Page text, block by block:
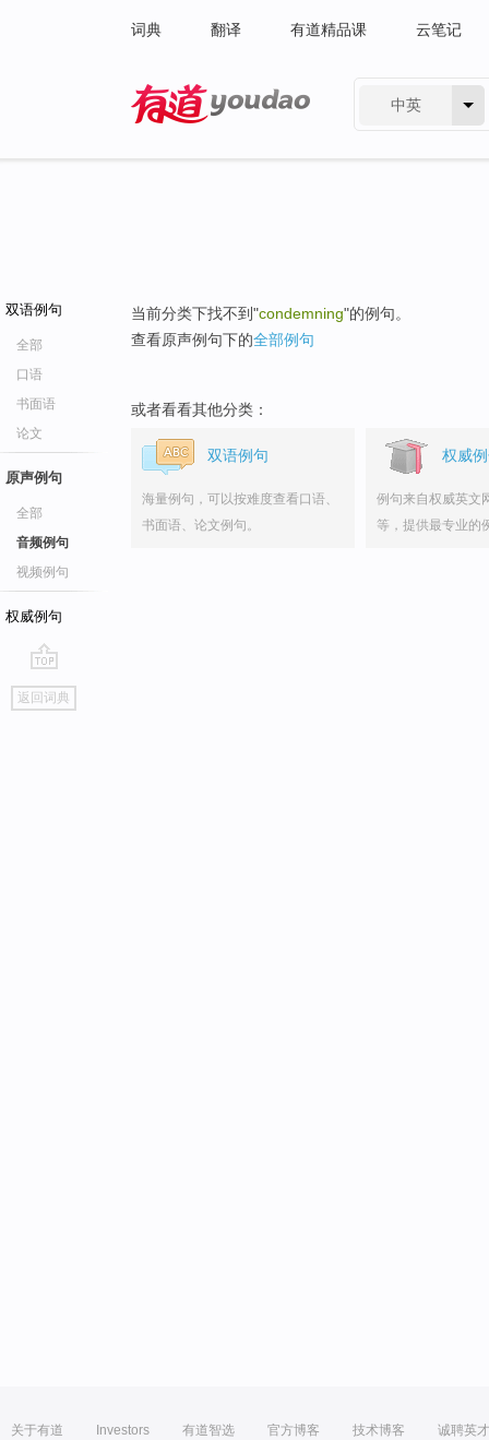
词典 翻译 有道精品课 云笔记
中英
双语例句
全部
口语
书面语
论文
原声例句
全部
音频例句
视频例句
权威例句
go
top
返回词典
当前分类下找不到"condemning"的例句。
查看原声例句下的全部例句
或者看看其他分类：
双语例句
海量例句，可以按难度查看口语、
书面语、论文例句。
权威
例句来自权威英文
等，提供最专业的
关于有道 Investors 有道智选 官方博客 技术博客 诚聘英才